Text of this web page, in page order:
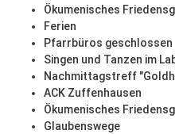
Ökumenisches
Ferien
Pfarrbüros geschlossen
Singen und Tanzen im
Nachmittagstreff
ACK Zuffenhausen
Ökumenisches
Glaubenswege